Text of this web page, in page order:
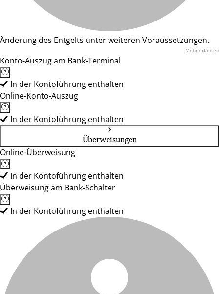
Änderung des Entgelts unter weiteren Voraussetzungen.
Mehr erfahren
Konto-Auszug am Bank-Terminal
In der Kontoführung enthalten
Online-Konto-Auszug
In der Kontoführung enthalten
Überweisungen
Online-Überweisung
In der Kontoführung enthalten
Überweisung am Bank-Schalter
In der Kontoführung enthalten